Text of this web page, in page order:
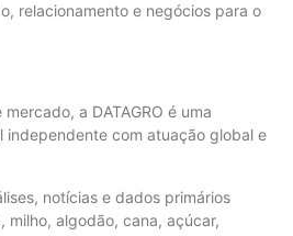
relacionamento e negócios para o
a DATAGRO é uma
independente com atuação global e
notícias e dados primários
milho, algodão, cana, açúcar,